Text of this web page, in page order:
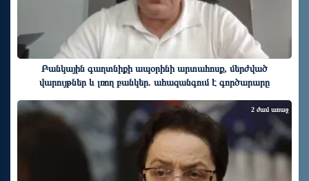
Բանկային գաղտնիքի ապօրինի արտահոսք, մերժված
վարույթներ և լռող բանկեր. ահազանգում է գործարարը
2 ժամ առաջ